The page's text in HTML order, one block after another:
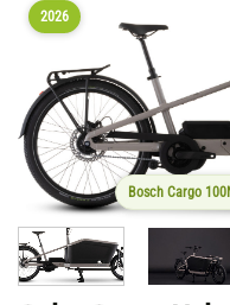
2026
Bosch Cargo